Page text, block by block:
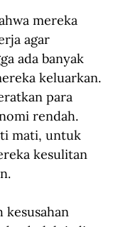
mereka
agar
ada banyak
keluarkan.
para
rendah.
mati, untuk
kesulitan
kesusahan